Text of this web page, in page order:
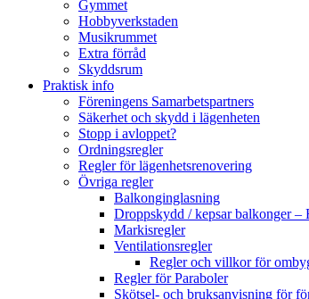
Gymmet
Hobbyverkstaden
Musikrummet
Extra förråd
Skyddsrum
Praktisk info
Föreningens Samarbetspartners
Säkerhet och skydd i lägenheten
Stopp i avloppet?
Ordningsregler
Regler för lägenhetsrenovering
Övriga regler
Balkonginglasning
Droppskydd / kepsar balkonger –
Markisregler
Ventilationsregler
Regler och villkor för
Regler för Paraboler
Skötsel- och bruksanvisning för